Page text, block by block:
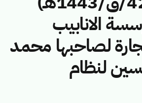
الانابيب
لصاحبها محمد
لنظام